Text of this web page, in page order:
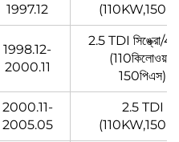
1997.12
1998.12-
2000.11
2.5 TDI সিঙ্ক্রো/
(110কিলোওয়াট,
150পিএস)
2000.11-
2005.05
2.5 TDI